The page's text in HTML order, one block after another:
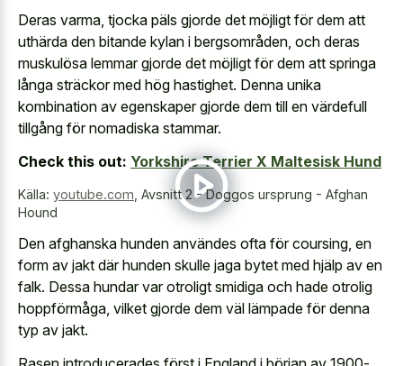
Deras varma, tjocka päls gjorde det möjligt för dem att
uthärda den bitande kylan i bergsområden, och deras
muskulösa lemmar gjorde det möjligt för dem att springa
långa sträckor med hög hastighet. Denna unika
kombination av egenskaper gjorde dem till en värdefull
tillgång för nomadiska stammar.
Check this out: Yorkshire Terrier X Maltesisk Hund
Källa: youtube.com Avsnitt 2 - Doggos ursprung - Afghan
Hound
Den afghanska hunden användes ofta för coursing, en
form av jakt där hunden skulle jaga bytet med hjälp av en
falk. Dessa hundar var otroligt smidiga och hade otrolig
hoppförmåga, vilket gjorde dem väl lämpade för denna
typ av jakt.